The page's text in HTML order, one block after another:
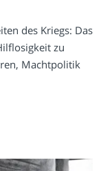
des Kriegs: Das
zu
Machtpolitik